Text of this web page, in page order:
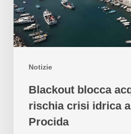
Notizie
Blackout blocca
rischia crisi idrica
Procida